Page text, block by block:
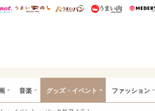
あ総研 ディズニー特集
mimot. うまいめし うまいパン うまい肉
音楽 グッズ・イベント ファッション